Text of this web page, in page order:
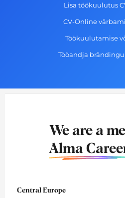
Lisa töökuulutus
CV-Online
Töökuulutamise
Tööandja
We are a
Alma
Central Europe